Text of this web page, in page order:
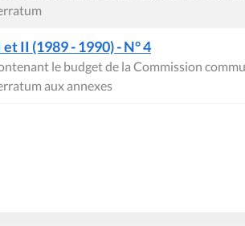
II (1989 - 1990) - N° 4
le budget de la Commission
aux annexes